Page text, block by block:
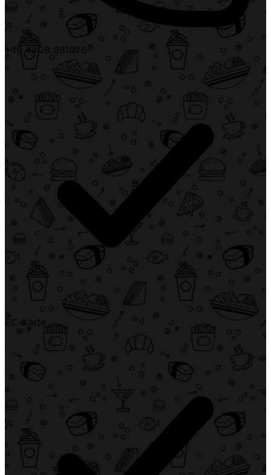
+49 4408 981676
EC-Karte